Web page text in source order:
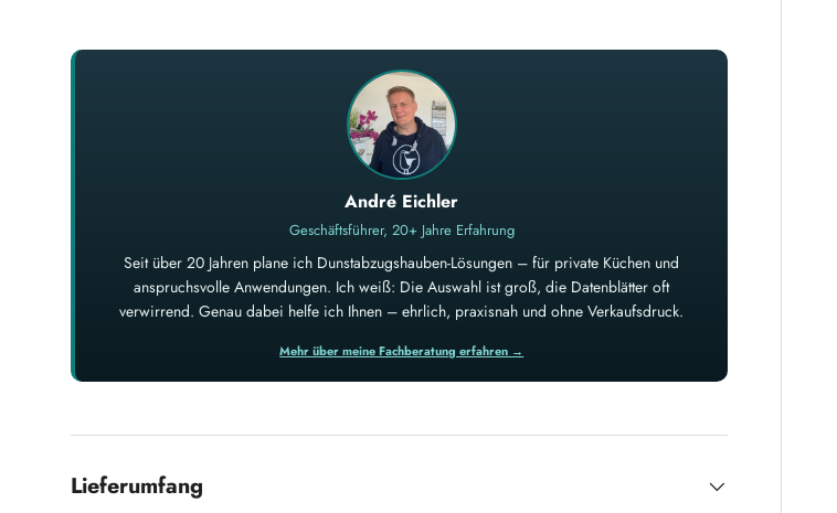
André Eichler
Geschäftsführer, 20+ Jahre Erfahrung
Seit über 20 Jahren plane ich Dunstabzugshauben-Lösungen – für private Küchen und
anspruchsvolle Anwendungen. Ich weiß: Die Auswahl ist groß, die Datenblätter oft
verwirrend. Genau dabei helfe ich Ihnen – ehrlich, praxisnah und ohne Verkaufsdruck.
Mehr über meine Fachberatung erfahren →
Lieferumfang